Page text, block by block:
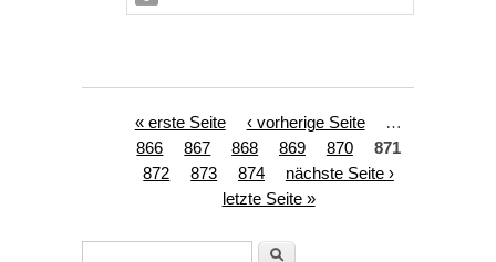
Seiten« erste Seite ‹ vorherige Seite
…
866
867 868 869 870
871
872
873 874
nächste Seite ›
letzte Seite »
Suche